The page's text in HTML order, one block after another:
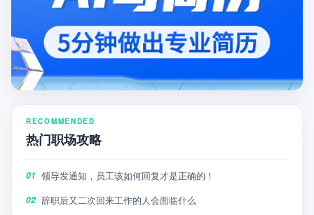
RECOMMENDED
热门职场攻略
01 领导发通知，员工该如何回复才是正确的！
02 辞职后又二次回来工作的人会面临什么